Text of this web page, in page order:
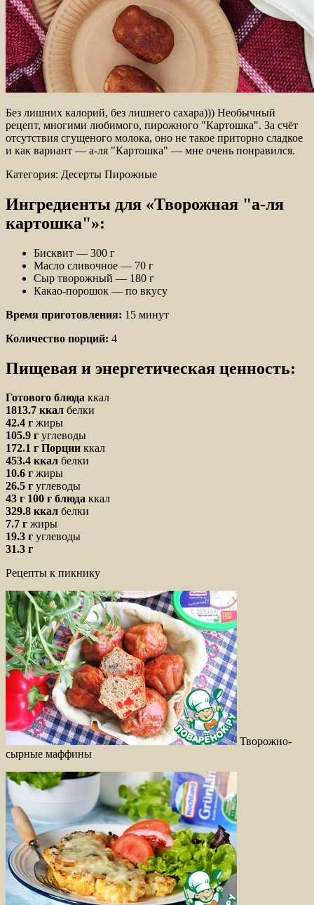
Без лишних калорий, без лишнего сахара))) Необычный
рецепт, многими любимого, пирожного "Картошка". За счёт
отсутствия сгущеного молока, оно не такое приторно сладкое
и как вариант — а-ля "Картошка" — мне очень понравился.
Категория: Десерты Пирожные
Ингредиенты для «Творожная "а-ля
картошка"»:
Бисквит — 300 г
Масло сливочное — 70 г
Сыр творожный — 180 г
Какао-порошок — по вкусу
Время приготовления: 15 минут
Количество порций: 4
Пищевая и энергетическая ценность:
Готового блюда ккал
1813.7 ккал белки
42.4 г жиры
105.9 г углеводы
172.1 г Порции ккал
453.4 ккал белки
10.6 г жиры
26.5 г углеводы
43 г 100 г блюда ккал
329.8 ккал белки
7.7 г жиры
19.3 г углеводы
31.3 г
Рецепты к пикнику
Творожно-
сырные маффины